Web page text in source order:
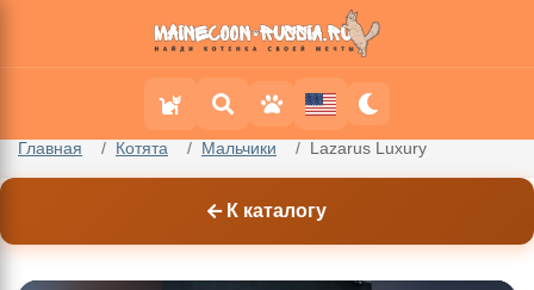
Главная Котята Мальчики Lazarus Luxury
К каталогу